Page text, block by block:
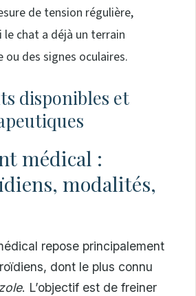
de tension régulière,
chat a déjà un terrain
ou des signes oculaires.
disponibles et
médical :
modalités,
repose principalement
dont le plus connu
. L’objectif est de freiner